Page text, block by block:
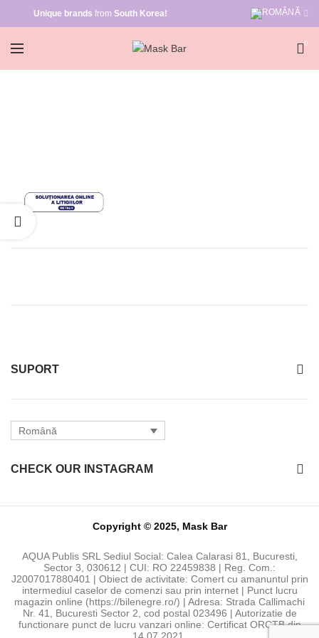
Unique brands from South Korea!
0
SUPORT
Română
CHECK OUR INSTAGRAM
Copyright © 2025, Mask Bar
AQUA Publis SRL Sediul Social: Calea Calarasi 81, Bucuresti,
Sector 3, 030612 | CUI: RO 22459838 | Reg. Com.:
J2007017880401 | Obiect de activitate: Comert cu amanuntul prin
intermediul caselor de comenzi sau prin internet | Punct lucru
magazin online (https://bilenegre.ro/) | Adresa: Strada Callimachi
Nr. 41, Bucuresti Sector 2, cod postal 023496 | Autorizatie de
functionare punct de lucru vanzari online: Certificat ORCTB din